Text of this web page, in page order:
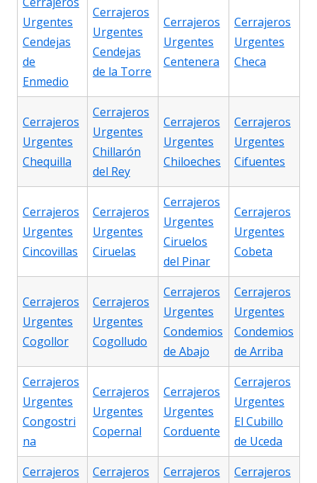
Urgentes
Cendejas
de
Enmedio
Cerrajeros
Urgentes
Cendejas
de la Torre
Cerrajeros
Urgentes
Centenera
Cerrajeros
Urgentes
Checa
Cerrajeros
Urgentes
Chequilla
Cerrajeros
Urgentes
Chillarón
del Rey
Cerrajeros
Urgentes
Chiloeches
Cerrajeros
Urgentes
Cifuentes
Cerrajeros
Urgentes
Cincovillas
Cerrajeros
Urgentes
Ciruelas
Cerrajeros
Urgentes
Ciruelos
del Pinar
Cerrajeros
Urgentes
Cobeta
Cerrajeros
Urgentes
Cogollor
Cerrajeros
Urgentes
Cogolludo
Cerrajeros
Urgentes
Condemios
de Abajo
Cerrajeros
Urgentes
Condemios
de Arriba
Cerrajeros
Urgentes
Congostri
na
Cerrajeros
Urgentes
Copernal
Cerrajeros
Urgentes
Corduente
Cerrajeros
Urgentes
El Cubillo
de Uceda
Cerrajeros
Cerrajeros
Cerrajeros
Cerrajeros